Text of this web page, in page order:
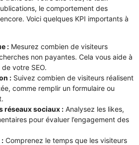
le comportement des
Voici quelques KPI importants à
: Mesurez combien de visiteurs
non payantes. Cela vous aide à
votre SEO.
: Suivez combien de visiteurs réalisent
comme remplir un formulaire ou
réseaux sociaux : Analysez les likes,
pour évaluer l’engagement des
: Comprenez le temps que les visiteurs